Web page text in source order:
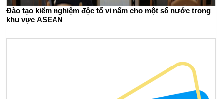
Đào tạo kiểm nghiệm độc tố vi nấm cho một số nước trong
khu vực ASEAN